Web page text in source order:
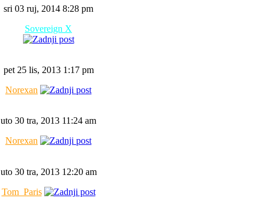
sri 03 ruj, 2014 8:28 pm
Sovereign X
pet 25 lis, 2013 1:17 pm
Norexan
uto 30 tra, 2013 11:24 am
Norexan
uto 30 tra, 2013 12:20 am
Tom_Paris